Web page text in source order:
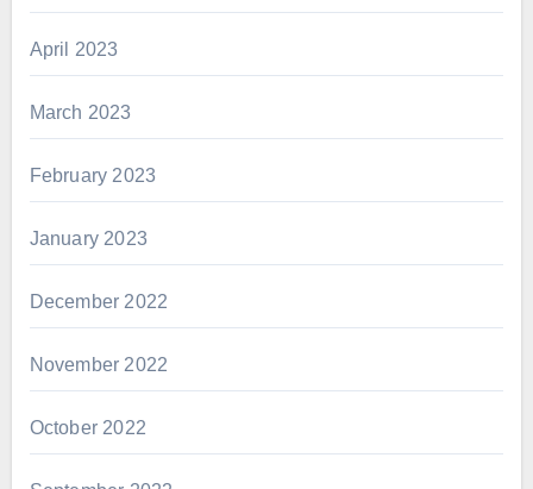
April 2023
March 2023
February 2023
January 2023
December 2022
November 2022
October 2022